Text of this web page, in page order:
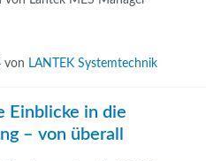
von LANTEK Systemtechnik
Einblicke in die
– von überall